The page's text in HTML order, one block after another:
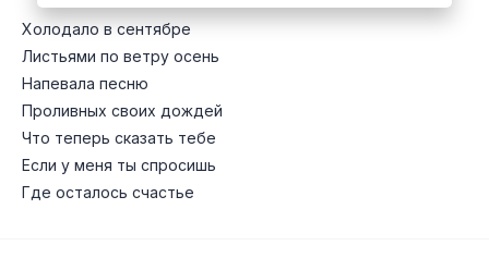
Холодало в сентябре
Листьями по ветру осень
Напевала песню
Проливных своих дождей
Что теперь сказать тебе
Если у меня ты спросишь
Где осталось счастье